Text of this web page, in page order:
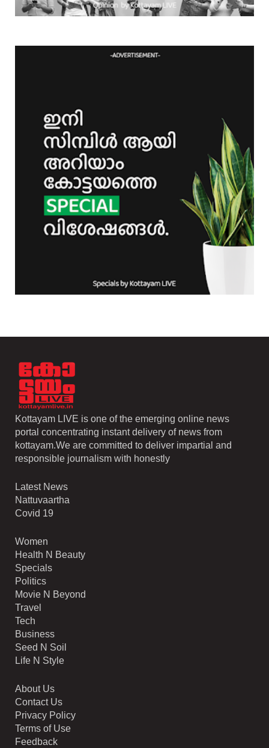
Kottayam LIVE is one of the emerging online news
portal concentrating instant delivery of news from
kottayam.We are committed to deliver impartial and
responsible journalism with honestly
Latest News
Nattuvaartha
Covid 19
Women
Health N Beauty
Specials
Politics
Movie N Beyond
Travel
Tech
Business
Seed N Soil
Life N Style
About Us
Contact Us
Privacy Policy
Terms of Use
Feedback